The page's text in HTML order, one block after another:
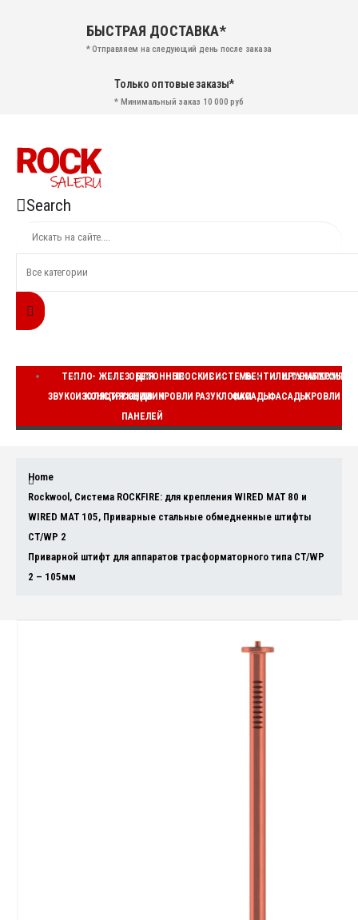
БЫСТРАЯ ДОСТАВКА*
* Отправляем на следующий день после заказа
Только оптовые заказы*
* Минимальный заказ 10 000 руб
Search
ТЕПЛО-
ЗВУКОИЗОЛЯЦИЯ
ЖЕЛЕЗОБЕТОННЫЕ
КОНСТРУКЦИИ
ДЛЯ
СЭНДВИЧ
ПАНЕЛЕЙ
ПЛОСКИЕ
КРОВЛИ
СИСТЕМЫ
РАЗУКЛОНКИ
ВЕНТИЛИРУЕМЫЕ
ФАСАДЫ
ШТУКАТУРНЫЕ
ФАСАДЫКРОВЛИ
Home
Rockwool , Система ROCKFIRE: для крепления WIRED MAT 80 и
WIRED MAT 105, Приварные стальные обмедненные штифты
CT/WP 2
Приварной штифт для аппаратов трасформаторного типа CT/WP
2 – 105мм